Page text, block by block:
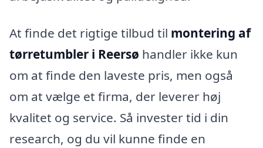
At finde det rigtige tilbud til montering af
tørretumbler i Reersø handler ikke kun
om at finde den laveste pris, men også
om at vælge et firma, der leverer høj
kvalitet og service. Så invester tid i din
research, og du vil kunne finde en